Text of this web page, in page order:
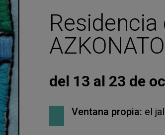
del 13 al 23 de
Ventana propia: el